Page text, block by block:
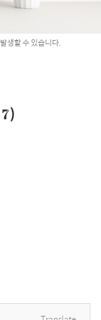
생할 수 있습니다.